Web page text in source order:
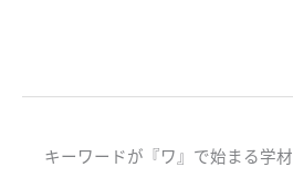
キーワードが『ワ』で始まる学材